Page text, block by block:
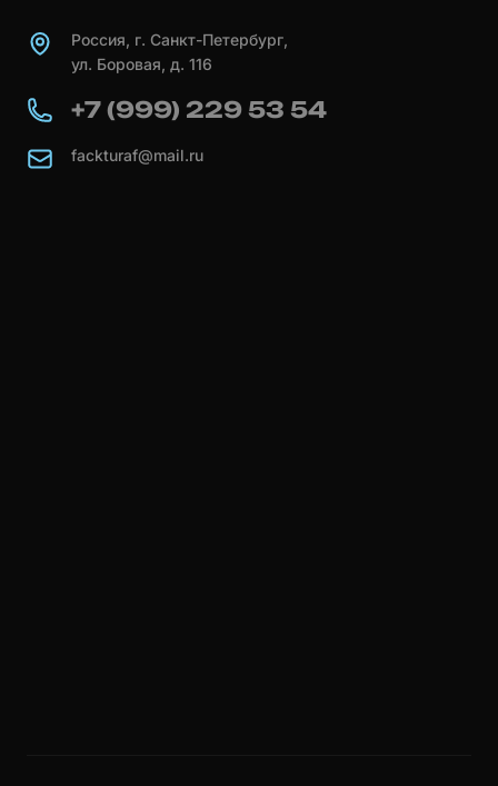
Россия, г. Санкт-Петербург,
ул. Боровая, д. 116
+7 (999) 229 53 54
fackturaf@mail.ru